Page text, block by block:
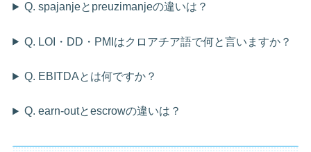
Q. spajanjeとpreuzimanjeの違いは？
Q. LOI・DD・PMIはクロアチア語で何と言いますか？
Q. EBITDAとは何ですか？
Q. earn-outとescrowの違いは？